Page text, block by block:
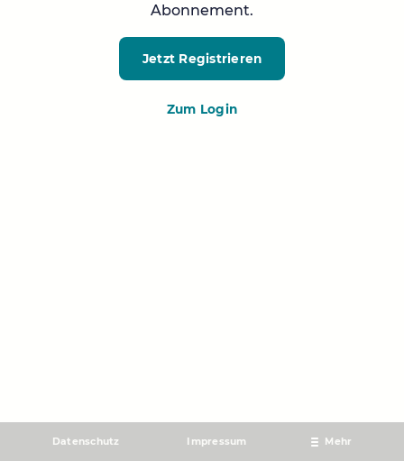
Abonnement.
Jetzt Registrieren
Zum Login
Datenschutz Impressum Mehr